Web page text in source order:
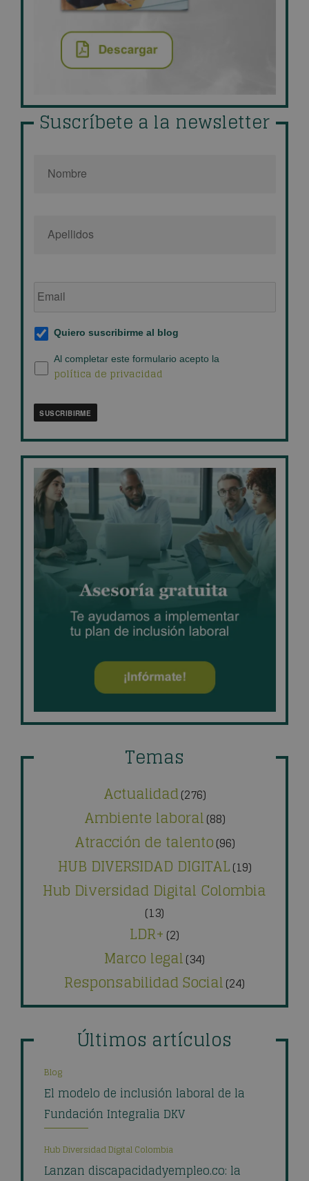
Suscríbete a la newsletter
de
Suscripción
al
blog
*
Quiero suscribirme al blog
Política
de
Al completar este formulario acepto la
política de privacidad
SUSCRIBIRME
Temas
Actualidad(276)
Ambiente laboral(88)
Atracción de talento(96)
HUB DIVERSIDAD DIGITAL(19)
Hub Diversidad Digital Colombia
(13)
LDR+ (2)
Marco legal(34)
Responsabilidad Social(24)
Últimos artículos
Blog
El modelo de inclusión laboral de la
Fundación Integralia DKV
Hub Diversidad Digital Colombia
Lanzan discapacidadyempleo.co: la